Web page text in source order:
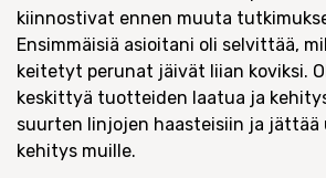
kiinnostivat ennen muuta
Ensimmäisiä asioitani oli selvittää,
keitetyt perunat jäivät liian koviksi.
keskittyä tuotteiden laatua ja
suurten linjojen haasteisiin ja
kehitys muille.